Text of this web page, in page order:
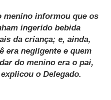
menino informou que os
ingerido bebida
da criança; e, ainda,
era negligente e quem
do menino era o pai,
o Delegado.